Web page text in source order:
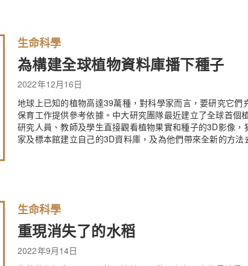
生命科學
為構建全球植物資料庫播下種子
2022年12月16日
地球上已知的植物高達39萬種，對科學家而言，要研究它
保育工作提供參考依據。中大研究團隊最近建立了全球首
研究人員、教師及學生直接觀看植物果實和種子的3D影像
家及標本館建立自己的3D資料庫，及為他們帶來全新的方法
生命科學
重現消失了的水稻
2022年9月14日